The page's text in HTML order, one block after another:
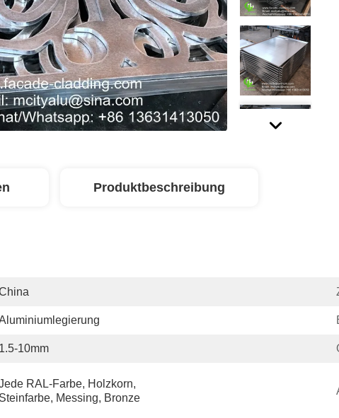
Produktbeschreibung
1.5-10mm
RAL-Farbe, Holzkorn,
Steinfarbe, Messing, Bronze